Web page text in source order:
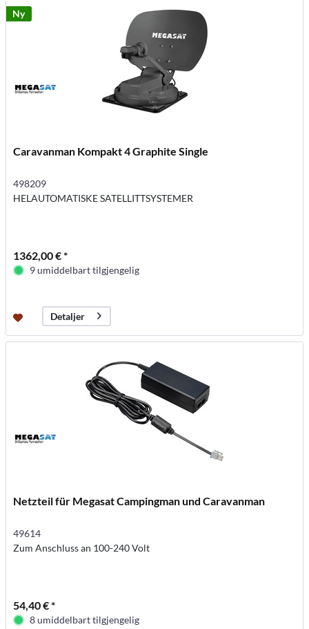
Ny
Caravanman Kompakt 4 Graphite Single
498209
HELAUTOMATISKE SATELLITTSYSTEMER
1362,00 € *
9 umiddelbart tilgjengelig
Detaljer
Netzteil für Megasat Campingman und Caravanman
49614
Zum Anschluss an 100-240 Volt
54,40 € *
8 umiddelbart tilgjengelig